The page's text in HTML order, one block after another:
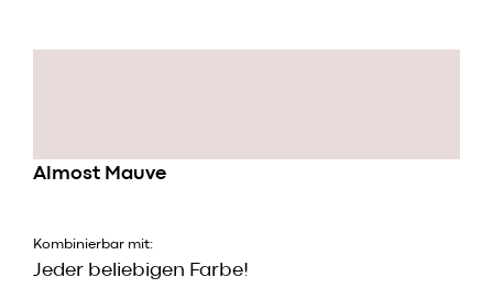
Almost Mauve
Kombinierbar mit:
Jeder beliebigen Farbe!